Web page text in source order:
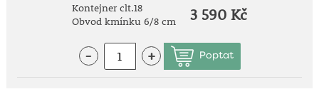
Kontejner clt.18
Obvod kmínku 6/8 cm
3 590 Kč
- +